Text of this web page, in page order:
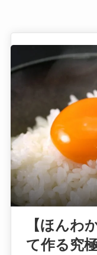
【ほんわ
て作る究